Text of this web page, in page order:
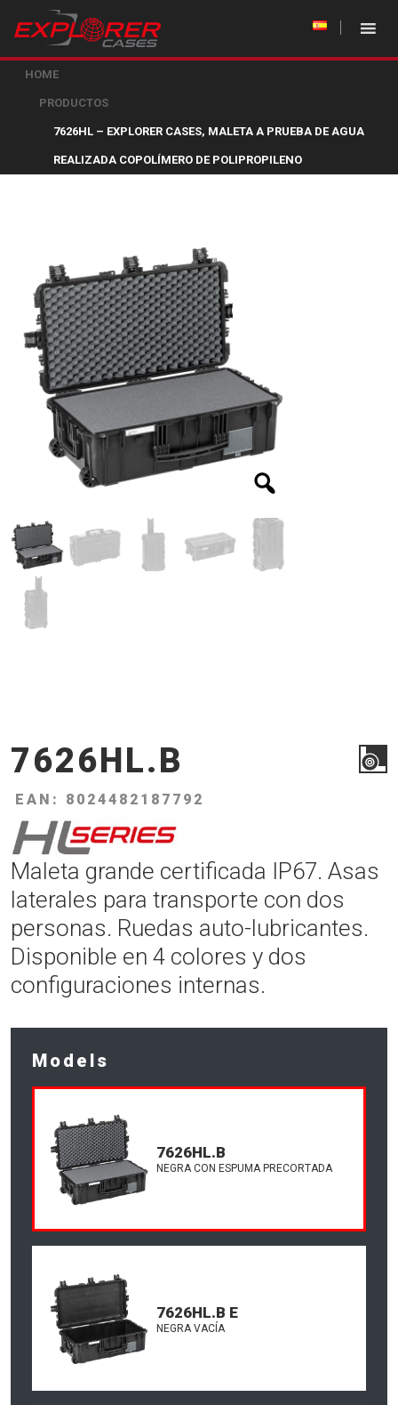
HOME
PRODUCTOS
7626HL – EXPLORER CASES, MALETA A PRUEBA DE AGUA
REALIZADA COPOLÍMERO DE POLIPROPILENO
7626HL.B
EAN: 8024482187792
Maleta grande certificada IP67. Asas
laterales para transporte con dos
personas. Ruedas auto-lubricantes.
Disponible en 4 colores y dos
configuraciones internas.
Models
7626HL.B
NEGRA CON ESPUMA PRECORTADA
7626HL.B E
NEGRA VACÍA